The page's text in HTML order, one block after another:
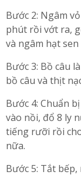
Bước 2: Ngâm
phút rồi vớt ra,
và ngâm hạt
Bước 3: Bồ câu
bồ câu và thịt
Bước 4: Chuẩn
vào nồi, đổ 8 ly
tiếng rưỡi rồi
nữa.
Bước 5: Tắt